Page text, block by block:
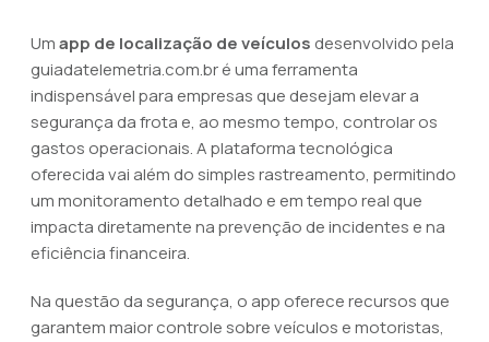
Umapp de localização de veículos desenvolvido pela
guiadatelemetria.com.br é uma ferramenta
indispensável para empresas que desejam elevar a
segurança da frota e, ao mesmo tempo, controlar os
gastos operacionais. A plataforma tecnológica
oferecida vai além do simples rastreamento, permitindo
um monitoramento detalhado e em tempo real que
impacta diretamente na prevenção de incidentes e na
eficiência financeira.
Na questão da segurança, o app oferece recursos que
garantem maior controle sobre veículos e motoristas,